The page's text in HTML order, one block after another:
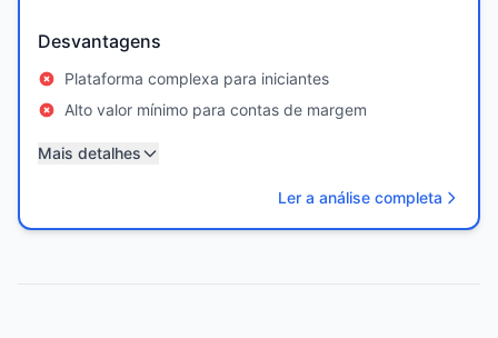
Desvantagens
Plataforma complexa para iniciantes
Alto valor mínimo para contas de margem
Mais detalhes
Ler a análise completa